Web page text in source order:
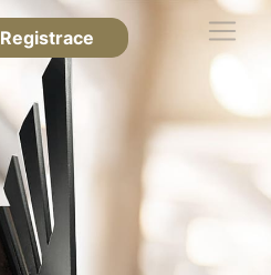
Registrace